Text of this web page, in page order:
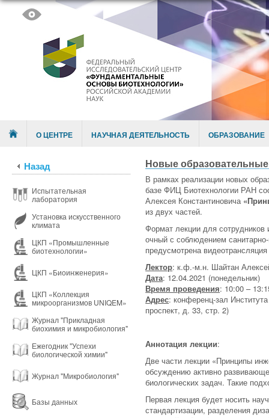
Menu О ЦЕНТРЕ НАУЧНАЯ ДЕЯТЕЛЬНОСТЬ ОБРАЗОВАНИЕ
Назад
Испытательная
лаборатория
Установка искусственного
климата
ЦКП «Промышленные
биотехнологии»
ЦКП «Биоинженерия»
ЦКП «Коллекция
микроорганизмов UNIQEM»
Журнал "Прикладная
биохимия и микробиология"
Ежегодник "Успехи
биологической химии"
Журнал "Микробиология"
Базы данных
Новые
В рамках реализации новых
базе ФИЦ Биотехнологии РАН
Алексея Константиновича
из двух частей.
Формат лекции для
очный с соблюдением
предусмотрена
Лектор: к.ф.-м.н. Шайтан
Дата: 12.04.2021 (понедельник)
Время проведения: 10:00 –
Адрес: конференц-зал
проспект, д. 33, стр. 2)
Аннотация лекции:
Две части лекции «Принципы
обсуждению активно
биологических задач. Такие
Первая лекция будет носить
стандартизации, разделения